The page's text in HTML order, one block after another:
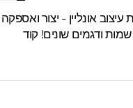
אונליין - יצור ואספקה
ודגמים שונים! קוד